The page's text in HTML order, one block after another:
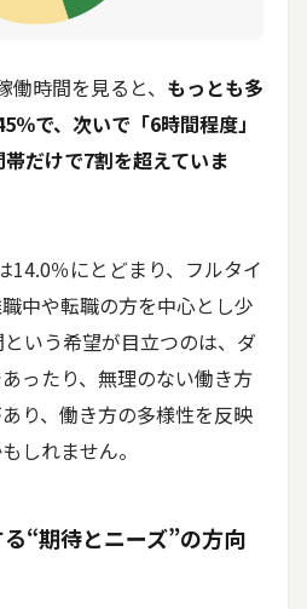
時間を見ると、 もっとも多
％で、次いで「6時間程度」
だけで7割を超えていま
14.0％にとどまり、フルタイ
中や転職の方を中心とし少
いう希望が目立つのは、ダ
ったり、無理のない働き方
り、働き方の多様性を反映
しれません。
“期待とニーズ”の方向